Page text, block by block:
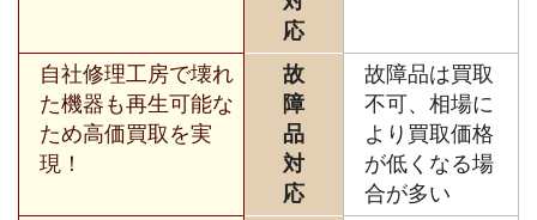
応
自社修理工房で壊れ
た機器も再生可能な
ため高価買取を実
現！
故
障
品
対
応
故障品は買取
不可、相場に
より買取価格
が低くなる場
合が多い